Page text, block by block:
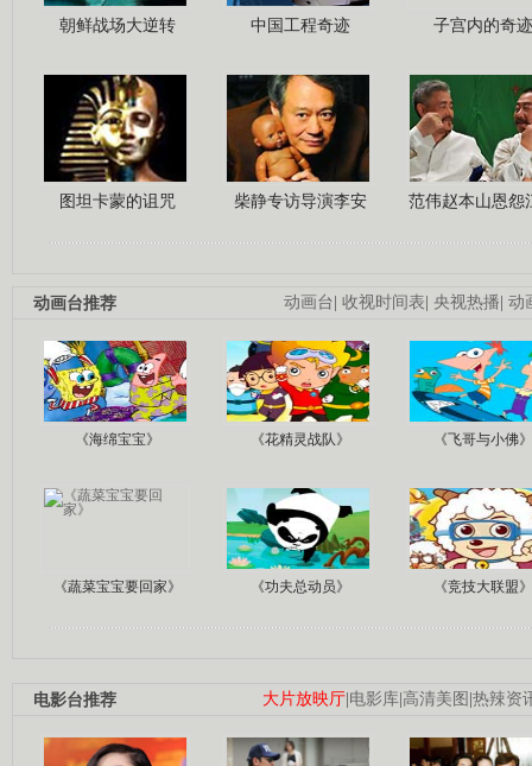
朝鲜战场大逆转 中国工程奇迹 子宫内的奇迹
图坦卡蒙的诅咒 柴静专访导演李安 范伟赵本山恩怨
动画台 收视时间表 央视热播 动
动画台推荐
《海绵宝宝》 《花精灵战队》 《飞哥与小佛》
《蔬菜宝宝要回家》 《功夫总动员》 《竞技大联盟》
大片放映厅 电影库 高清美图 热辣资
电影台推荐